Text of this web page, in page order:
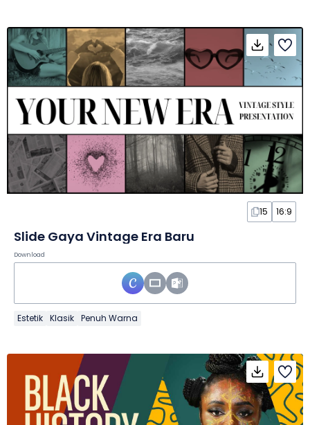
15 16:9
Slide Gaya Vintage Era Baru
Download
Estetik Klasik Penuh Warna